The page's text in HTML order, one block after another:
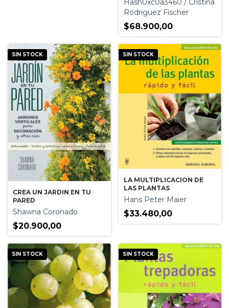
Hash0xc0a3460 / Cristina
Rodriguez Fischer
$68.900,00
SIN STOCK
CREA UN JARDIN EN TU
PARED
Shawna Coronado
$20.900,00
SIN STOCK
LA MULTIPLICACION DE
LAS PLANTAS
Hans Peter Maier
$33.480,00
SIN STOCK SIN STOCK